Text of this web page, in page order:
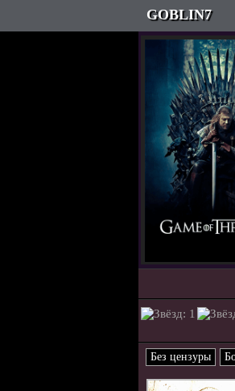
GOBLIN7
Без цензуры